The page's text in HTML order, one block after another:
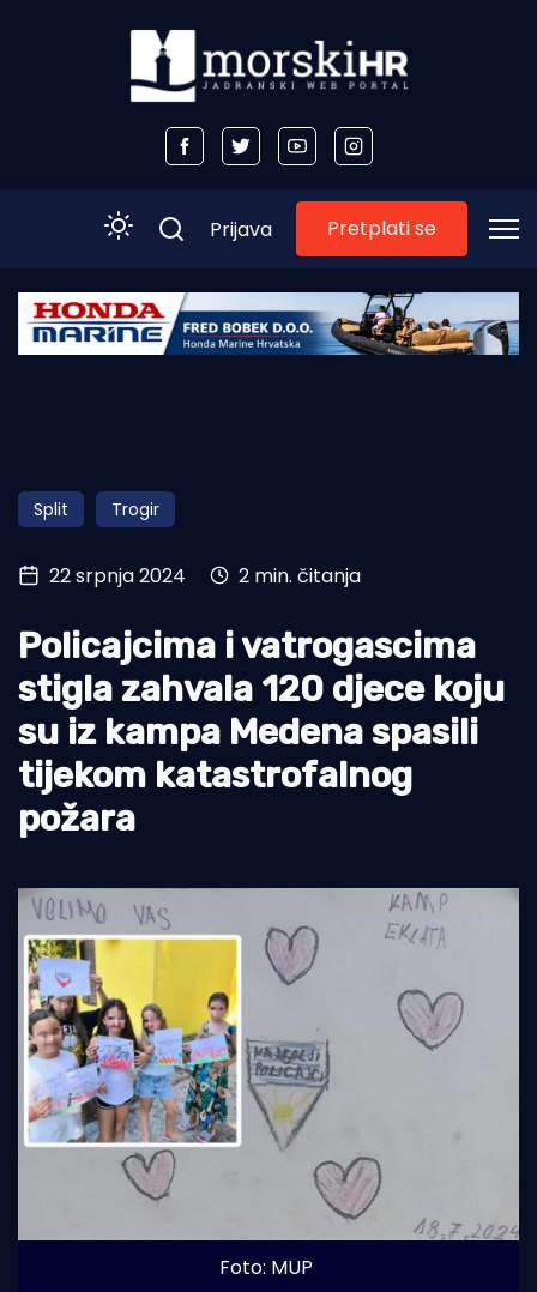
Početna
Obala
Otoci
Turizam i nautika
Pomorstvo
Ribolov
Ekologija
Tradicija i kultura
Prijava Pretplati se
Split Trogir
22 srpnja 2024 2 min. čitanja
Policajcima i vatrogascima
stigla zahvala 120 djece koju
su iz kampa Medena spasili
tijekom katastrofalnog
požara
Foto: MUP